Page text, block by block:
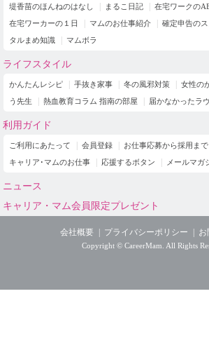
堤香苗のほんねのはなし まるこ日記 在宅ワークの
在宅ワーカーの１日
マムのお仕事紹介 確定申告のス
タルまめ知識
マムボラ
ライフスタイル
かんたんレシピ 手抜き家事 冬の風邪対策 女性の
う先生
熱血教育コラム 指南の部屋 届かなかったラ
利用ガイド
ご利用にあたって 会員登録 お仕事応募から採用まで
キャリア･マムのお仕事
応援するボタン メールマガ
ニュース
キャリア・マム会員限定プレゼント
会社概要 プライバシーポリシー お
Copyright © CareerMam. All Rights